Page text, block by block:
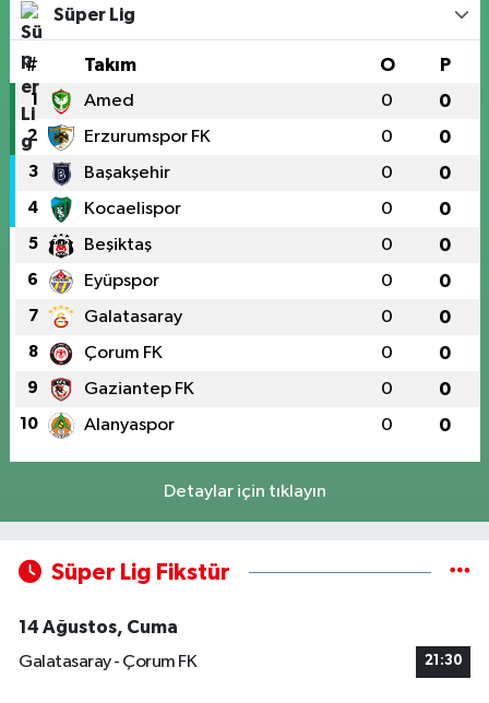
Süper Lig
# Takım O P
1 Amed 0 0
2 Erzurumspor FK 0 0
3 Başakşehir 0 0
4 Kocaelispor 0 0
5 Beşiktaş 0 0
6 Eyüpspor 0 0
7 Galatasaray 0 0
8 Çorum FK 0 0
9 Gaziantep FK 0 0
10 Alanyaspor 0 0
Detaylar için tıklayın
Süper Lig Fikstür
14 Ağustos, Cuma
Galatasaray - Çorum FK
21:30